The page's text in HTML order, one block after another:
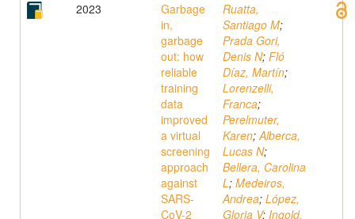
2023
Garbage
in,
garbage
out: how
reliable
training
data
improved
a virtual
screening
approach
against
SARS-
CoV-2
Ruatta,
Santiago M;
Prada Gori,
Denis N; Fló
Díaz, Martín;
Lorenzelli,
Franca;
Perelmuter,
Karen;Alberca,
Lucas N;
Bellera, Carolina
L; Medeiros,
Andrea; López,
Gloria V; Ingold,